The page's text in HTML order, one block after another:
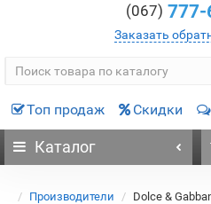
(067) 777-
Заказать
Топ продаж Скидки
Каталог
Производители Dolce &